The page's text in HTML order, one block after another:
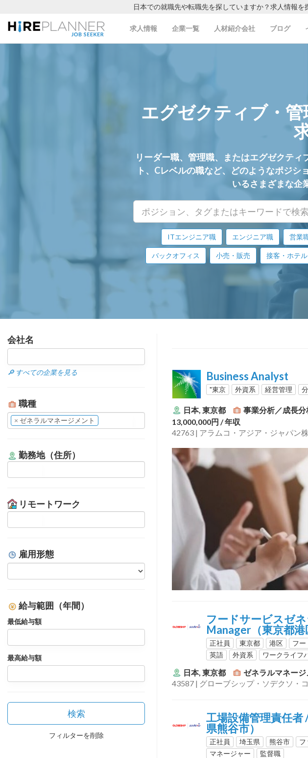
日本での就職先や転職先を探していますか？求人情報を
求人情報 企業一覧 人材紹介会社 ブログ
エグゼクティブ・
リーダー職、管理職、またはエグゼクテ
ト、Cレベルの職など、どのようなポジ
いるさまざまな企
ITエンジニア職 エンジニア職 営業
バックオフィス 小売・販売 接客・ホテル
会社名
🔎 すべての企業を見る
職種
× ゼネラルマネージメント
勤務地（住所）
リモートワーク
雇用形態
給与範囲（年間）
最低給与額
最高給与額
検索
フィルターを削除
Business Analyst
"東京 外資系 経営管理
日本, 東京都 事業分析／成長
13,000,000円 / 年収
42763 | アラムコ・アジア・ジャパン
フードサービスゼ
Manager（東京都港
正社員 東京都 港区 フー
英語
外資系 ワークライフ
日本, 東京都 ゼネラルマネージ
43587 | グローブシップ・ソデクソ・
工場設備管理責任
県熊谷市）
正社員 埼玉県 熊谷市 フ
マネージャー
監督職